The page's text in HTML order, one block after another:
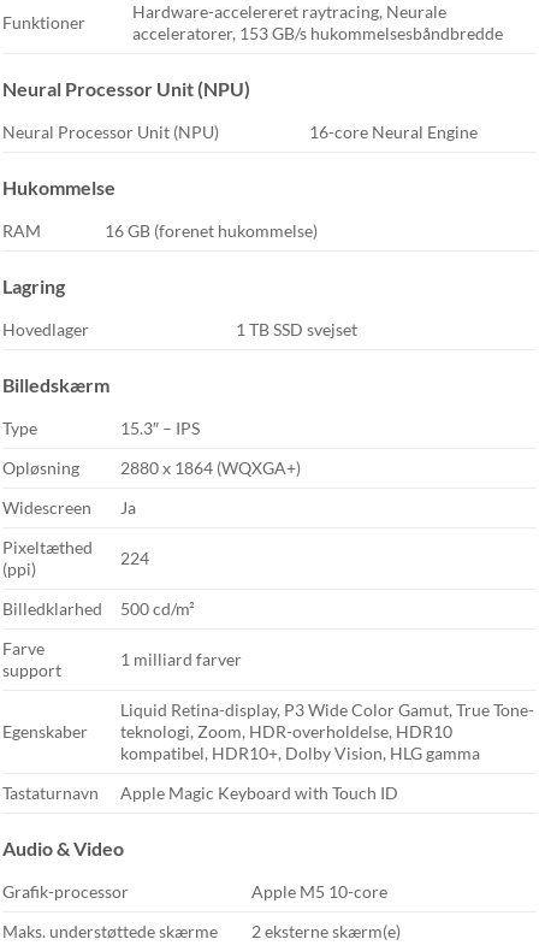
Funktioner
Hardware-accelereret raytracing, Neurale
acceleratorer, 153 GB/s hukommelsesbåndbredde
Neural Processor Unit (NPU)
Neural Processor Unit (NPU) 16-core Neural Engine
Hukommelse
RAM 16 GB (forenet hukommelse)
Lagring
Hovedlager 1 TB SSD svejset
Billedskærm
Type
15.3″ – IPS
Opløsning
2880 x 1864 (WQXGA+)
Widescreen
Ja
Pixeltæthed
(ppi)
224
Billedklarhed
500 cd/m²
Farve
support
1 milliard farver
Egenskaber
Liquid Retina-display, P3 Wide Color Gamut, True Tone-
teknologi, Zoom, HDR-overholdelse, HDR10
kompatibel, HDR10+, Dolby Vision, HLG gamma
Tastaturnavn
Apple Magic Keyboard with Touch ID
Audio & Video
Grafik-processor
Apple M5 10-core
Maks. understøttede skærme
2 eksterne skærm(e)